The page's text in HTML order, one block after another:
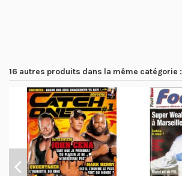
16 autres produits dans la même catégorie :